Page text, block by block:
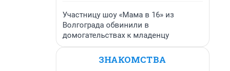
Участницу шоу «Мама в 16» из
Волгограда обвинили в
домогательствах к младенцу
ЗНАКОМСТВА